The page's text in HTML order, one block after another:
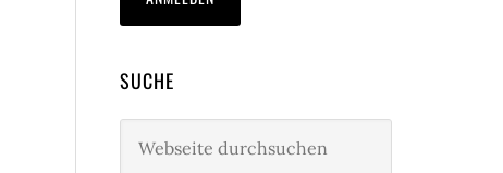
SUCHE
durchsuchen